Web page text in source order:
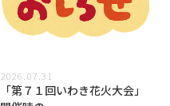
2026.07.31
「第７１回いわき花火大会」